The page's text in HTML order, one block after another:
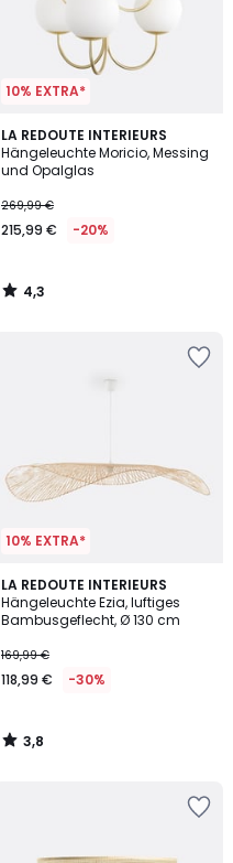
10% EXTRA*
LA REDOUTE INTERIEURS
Hängeleuchte Moricio, Messing
und Opalglas
269,99 €
215,99 € -20%
4,3
/ 5
4,3
/
10% EXTRA*
LA REDOUTE INTERIEURS
Hängeleuchte Ezia, luftiges
Bambusgeflecht, Ø 130 cm
169,99 €
118,99 € -30%
3,8
/ 5
3,8
/